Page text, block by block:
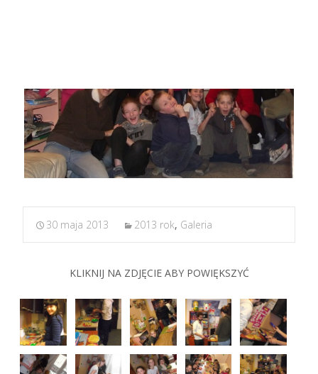
30 maja 2013 2013 rok, Galeria
KLIKNIJ NA ZDJĘCIE ABY POWIĘKSZYĆ